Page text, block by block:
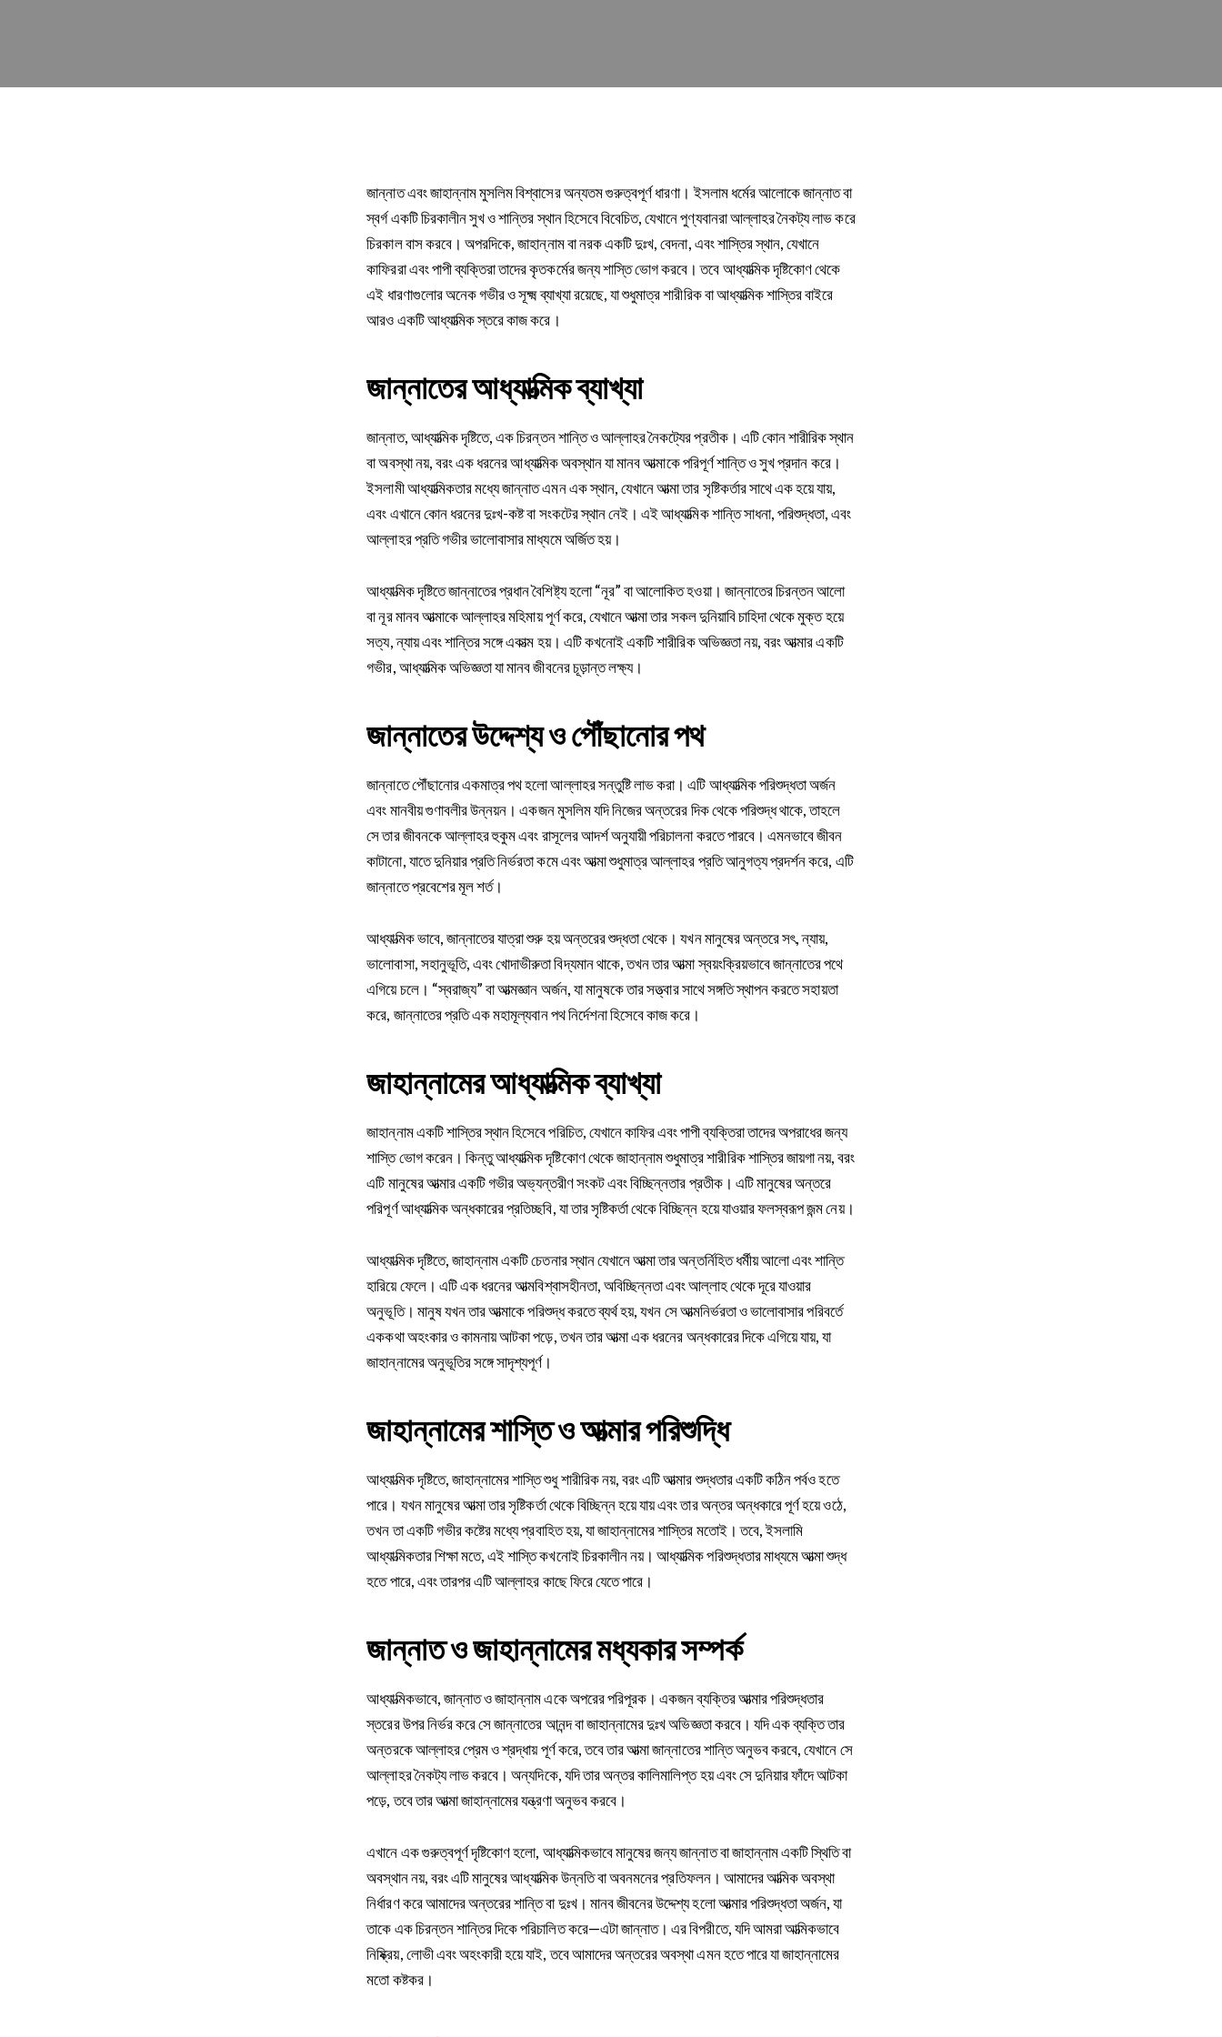
জান্নাত এবং জাহান্নাম মুসলিম বিশ্বাসের অন্যতম গুরুত্বপূর্ণ ধারণা। ইসলাম ধর্মের আলোকে জান্নাত বা
স্বর্গ একটি চিরকালীন সুখ ও শান্তির স্থান হিসেবে বিবেচিত, যেখানে পুণ্যবানরা আল্লাহর নৈকট্য লাভ করে
চিরকাল বাস করবে। অপরদিকে, জাহান্নাম বা নরক একটি দুঃখ, বেদনা, এবং শাস্তির স্থান, যেখানে
কাফিররা এবং পাপী ব্যক্তিরা তাদের কৃতকর্মের জন্য শাস্তি ভোগ করবে। তবে আধ্যাত্মিক দৃষ্টিকোণ থেকে
এই ধারণাগুলোর অনেক গভীর ও সূক্ষ্ম ব্যাখ্যা রয়েছে, যা শুধুমাত্র শারীরিক বা আধ্যাত্মিক শাস্তির বাইরে
আরও একটি আধ্যাত্মিক স্তরে কাজ করে।
জান্নাতের আধ্যাত্মিক ব্যাখ্যা
জান্নাত, আধ্যাত্মিক দৃষ্টিতে, এক চিরন্তন শান্তি ও আল্লাহর নৈকট্যের প্রতীক। এটি কোন শারীরিক স্থান
বা অবস্থা নয়, বরং এক ধরনের আধ্যাত্মিক অবস্থান যা মানব আত্মাকে পরিপূর্ণ শান্তি ও সুখ প্রদান করে।
ইসলামী আধ্যাত্মিকতার মধ্যে জান্নাত এমন এক স্থান, যেখানে আত্মা তার সৃষ্টিকর্তার সাথে এক হয়ে যায়,
এবং এখানে কোন ধরনের দুঃখ-কষ্ট বা সংকটের স্থান নেই। এই আধ্যাত্মিক শান্তি সাধনা, পরিশুদ্ধতা, এবং
আল্লাহর প্রতি গভীর ভালোবাসার মাধ্যমে অর্জিত হয়।
আধ্যাত্মিক দৃষ্টিতে জান্নাতের প্রধান বৈশিষ্ট্য হলো “নূর” বা আলোকিত হওয়া। জান্নাতের চিরন্তন আলো
বা নূর মানব আত্মাকে আল্লাহর মহিমায় পূর্ণ করে, যেখানে আত্মা তার সকল দুনিয়াবি চাহিদা থেকে মুক্ত হয়ে
সত্য, ন্যায় এবং শান্তির সঙ্গে একাত্ম হয়। এটি কখনোই একটি শারীরিক অভিজ্ঞতা নয়, বরং আত্মার একটি
গভীর, আধ্যাত্মিক অভিজ্ঞতা যা মানব জীবনের চূড়ান্ত লক্ষ্য।
জান্নাতের উদ্দেশ্য ও পৌঁছানোর পথ
জান্নাতে পৌঁছানোর একমাত্র পথ হলো আল্লাহর সন্তুষ্টি লাভ করা। এটি আধ্যাত্মিক পরিশুদ্ধতা অর্জন
এবং মানবীয় গুণাবলীর উন্নয়ন। একজন মুসলিম যদি নিজের অন্তরের দিক থেকে পরিশুদ্ধ থাকে, তাহলে
সে তার জীবনকে আল্লাহর হুকুম এবং রাসূলের আদর্শ অনুযায়ী পরিচালনা করতে পারবে। এমনভাবে জীবন
কাটানো, যাতে দুনিয়ার প্রতি নির্ভরতা কমে এবং আত্মা শুধুমাত্র আল্লাহর প্রতি আনুগত্য প্রদর্শন করে, এটি
জান্নাতে প্রবেশের মূল শর্ত।
আধ্যাত্মিক ভাবে, জান্নাতের যাত্রা শুরু হয় অন্তরের শুদ্ধতা থেকে। যখন মানুষের অন্তরে সৎ, ন্যায়,
ভালোবাসা, সহানুভূতি, এবং খোদাভীরুতা বিদ্যমান থাকে, তখন তার আত্মা স্বয়ংক্রিয়ভাবে জান্নাতের পথে
এগিয়ে চলে। “স্বরাজ্য” বা আত্মজ্ঞান অর্জন, যা মানুষকে তার সত্ত্বার সাথে সঙ্গতি স্থাপন করতে সহায়তা
করে, জান্নাতের প্রতি এক মহামূল্যবান পথ নির্দেশনা হিসেবে কাজ করে।
জাহান্নামের আধ্যাত্মিক ব্যাখ্যা
জাহান্নাম একটি শাস্তির স্থান হিসেবে পরিচিত, যেখানে কাফির এবং পাপী ব্যক্তিরা তাদের অপরাধের জন্য
শাস্তি ভোগ করেন। কিন্তু আধ্যাত্মিক দৃষ্টিকোণ থেকে জাহান্নাম শুধুমাত্র শারীরিক শাস্তির জায়গা নয়, বরং
এটি মানুষের আত্মার একটি গভীর অভ্যন্তরীণ সংকট এবং বিচ্ছিন্নতার প্রতীক। এটি মানুষের অন্তরে
পরিপূর্ণ আধ্যাত্মিক অন্ধকারের প্রতিচ্ছবি, যা তার সৃষ্টিকর্তা থেকে বিচ্ছিন্ন হয়ে যাওয়ার ফলস্বরূপ জন্ম নেয়।
আধ্যাত্মিক দৃষ্টিতে, জাহান্নাম একটি চেতনার স্থান যেখানে আত্মা তার অন্তর্নিহিত ধর্মীয় আলো এবং শান্তি
হারিয়ে ফেলে। এটি এক ধরনের আত্মবিশ্বাসহীনতা, অবিচ্ছিন্নতা এবং আল্লাহ থেকে দূরে যাওয়ার
অনুভূতি। মানুষ যখন তার আত্মাকে পরিশুদ্ধ করতে ব্যর্থ হয়, যখন সে আত্মনির্ভরতা ও ভালোবাসার পরিবর্তে
এককথা অহংকার ও কামনায় আটকা পড়ে, তখন তার আত্মা এক ধরনের অন্ধকারের দিকে এগিয়ে যায়, যা
জাহান্নামের অনুভূতির সঙ্গে সাদৃশ্যপূর্ণ।
জাহান্নামের শাস্তি ও আত্মার পরিশুদ্ধি
আধ্যাত্মিক দৃষ্টিতে, জাহান্নামের শাস্তি শুধু শারীরিক নয়, বরং এটি আত্মার শুদ্ধতার একটি কঠিন পর্বও হতে
পারে। যখন মানুষের আত্মা তার সৃষ্টিকর্তা থেকে বিচ্ছিন্ন হয়ে যায় এবং তার অন্তর অন্ধকারে পূর্ণ হয়ে ওঠে,
তখন তা একটি গভীর কষ্টের মধ্যে প্রবাহিত হয়, যা জাহান্নামের শাস্তির মতোই। তবে, ইসলামি
আধ্যাত্মিকতার শিক্ষা মতে, এই শাস্তি কখনোই চিরকালীন নয়। আধ্যাত্মিক পরিশুদ্ধতার মাধ্যমে আত্মা শুদ্ধ
হতে পারে, এবং তারপর এটি আল্লাহর কাছে ফিরে যেতে পারে।
জান্নাত ও জাহান্নামের মধ্যকার সম্পর্ক
আধ্যাত্মিকভাবে, জান্নাত ও জাহান্নাম একে অপরের পরিপূরক। একজন ব্যক্তির আত্মার পরিশুদ্ধতার
স্তরের উপর নির্ভর করে সে জান্নাতের আনন্দ বা জাহান্নামের দুঃখ অভিজ্ঞতা করবে। যদি এক ব্যক্তি তার
অন্তরকে আল্লাহর প্রেম ও শ্রদ্ধায় পূর্ণ করে, তবে তার আত্মা জান্নাতের শান্তি অনুভব করবে, যেখানে সে
আল্লাহর নৈকট্য লাভ করবে। অন্যদিকে, যদি তার অন্তর কালিমালিপ্ত হয় এবং সে দুনিয়ার ফাঁদে আটকা
পড়ে, তবে তার আত্মা জাহান্নামের যন্ত্রণা অনুভব করবে।
এখানে এক গুরুত্বপূর্ণ দৃষ্টিকোণ হলো, আধ্যাত্মিকভাবে মানুষের জন্য জান্নাত বা জাহান্নাম একটি স্থিতি বা
অবস্থান নয়, বরং এটি মানুষের আধ্যাত্মিক উন্নতি বা অবনমনের প্রতিফলন। আমাদের আত্মিক অবস্থা
নির্ধারণ করে আমাদের অন্তরের শান্তি বা দুঃখ। মানব জীবনের উদ্দেশ্য হলো আত্মার পরিশুদ্ধতা অর্জন, যা
তাকে এক চিরন্তন শান্তির দিকে পরিচালিত করে—এটা জান্নাত। এর বিপরীতে, যদি আমরা আত্মিকভাবে
নিষ্ক্রিয়, লোভী এবং অহংকারী হয়ে যাই, তবে আমাদের অন্তরের অবস্থা এমন হতে পারে যা জাহান্নামের
মতো কষ্টকর।